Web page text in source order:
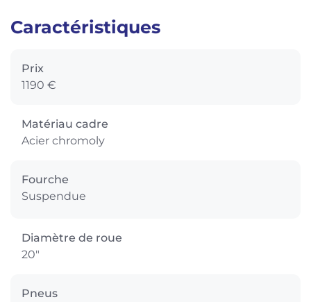
Caractéristiques
Prix
1190 €
Matériau cadre
Acier chromoly
Fourche
Suspendue
Diamètre de roue
20"
Pneus